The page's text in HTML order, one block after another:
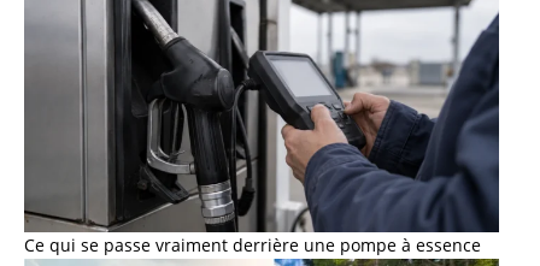
Ce qui se passe vraiment derrière une pompe à essence